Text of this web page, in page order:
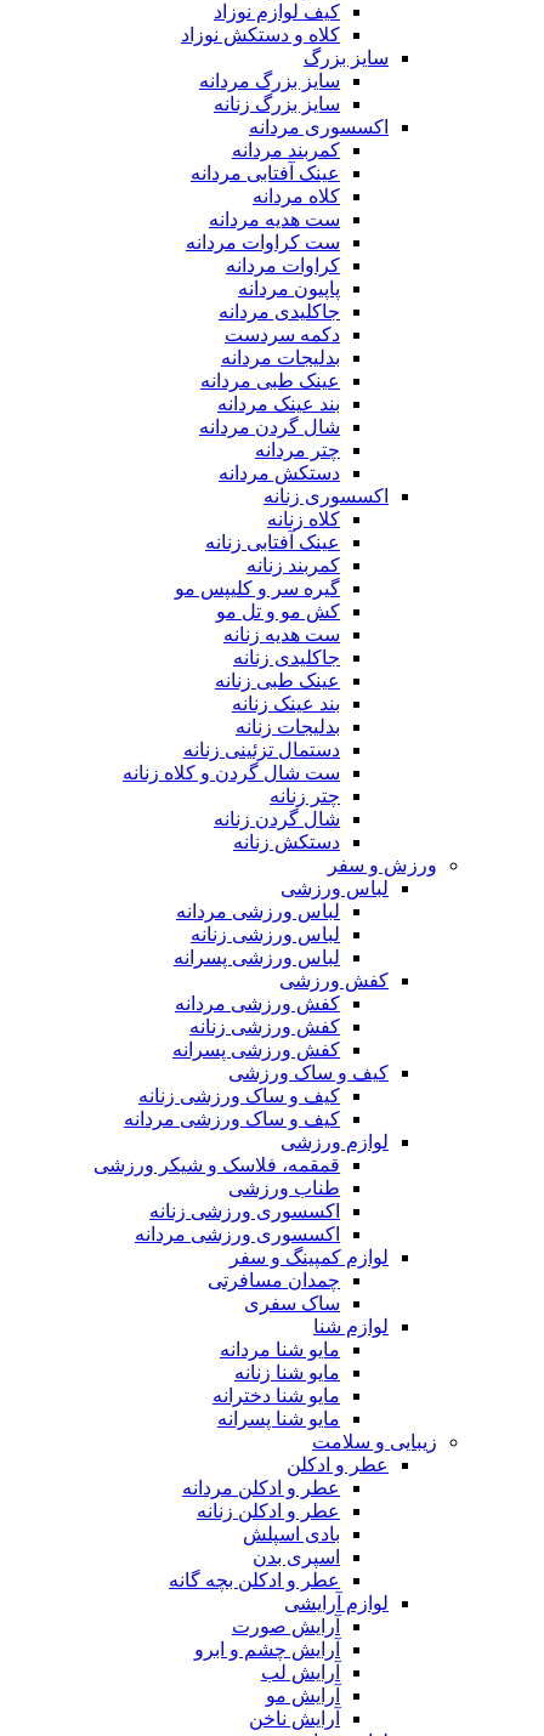
کیف لوازم نوزاد
کلاه و دستکش نوزاد
سایز بزرگ
سایز بزرگ مردانه
سایز بزرگ زنانه
اکسسوری مردانه
کمربند مردانه
عینک آفتابی مردانه
کلاه مردانه
ست هدیه مردانه
ست کراوات مردانه
کراوات مردانه
پاپیون مردانه
جاکلیدی مردانه
دکمه سردست
بدلیجات مردانه
عینک طبی مردانه
بند عینک مردانه
شال گردن مردانه
چتر مردانه
دستکش مردانه
اکسسوری زنانه
کلاه زنانه
عینک آفتابی زنانه
کمربند زنانه
گیره سر و کلیپس مو
کش مو و تل مو
ست هدیه زنانه
جاکلیدی زنانه
عینک طبی زنانه
بند عینک زنانه
بدلیجات زنانه
دستمال تزئینی زنانه
ست شال گردن و کلاه زنانه
چتر زنانه
شال گردن زنانه
دستکش زنانه
ورزش و سفر
لباس ورزشی
لباس ورزشی مردانه
لباس ورزشی زنانه
لباس ورزشی پسرانه
کفش ورزشی
کفش ورزشی مردانه
کفش ورزشی زنانه
کفش ورزشی پسرانه
کیف و ساک ورزشی
کیف و ساک ورزشی زنانه
کیف و ساک ورزشی مردانه
لوازم ورزشی
قمقمه، فلاسک و شیکر ورزشی
طناب ورزشی
اکسسوری ورزشی زنانه
اکسسوری ورزشی مردانه
لوازم کمپینگ و سفر
چمدان مسافرتی
ساک سفری
لوازم شنا
مایو شنا مردانه
مایو شنا زنانه
مایو شنا دخترانه
مایو شنا پسرانه
زیبایی و سلامت
عطر و ادکلن
عطر و ادکلن مردانه
عطر و ادکلن زنانه
بادی اسپلش
اسپری بدن
عطر و ادکلن بچه گانه
لوازم آرایشی
آرایش صورت
آرایش چشم و ابرو
آرایش لب
آرایش مو
آرایش ناخن